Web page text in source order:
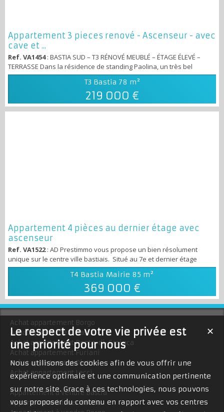
Appartement 3 pieces renové - Ascenseur - avec
cave et ...
Ref. VA1454: BASTIA SUD – T3 RÉNOVÉ MEUBLÉ – ÉTAGE ÉLEVÉ –
TERRASSE Dans la résidence de standing Paolina, un très bel
appartement T3 situé au 3ᵉ étage avec ascenseur, entièrement
rénové et vendu meublé avec du mobilier haut de gamme. Le salon
séjour lumineux s’ouvre sur une grande terrasse couverte exposée
ouest, tandis que la cuisine aménagée et équipée donne sur une
loggia fermée avec machine à l...
T3 Bastia 78 m²
219 000 €
Appartement 4 pièces au dernier étage avec
ascenseur
Ref. VA1522: AD Prestimmo vous propose un bien résolument
unique sur le centre ville bastiais. Situé au 7e et dernier étage
d’une copropriété avec ascenseur, cet appartement T4 a fait l’objet
d’une rénovation, du sol au plafond, avec des prestations
contemporaines et de beaux volumes. Dès l’entrée, vous
découvrirez un hall avec rangements intégrés menant vers une
magnifique pièce de vie de 40...
T4 Bastia Mairie 85 m²
369 000 €
Achat appartement Borgo
Achat appartement Bastia
Achat appartement Penta-di-Casinca
Achat appartement Furiani
Achat appartement Oletta
Achat appartement Lecci
Appartement à vendre Bastia
Appartement à louer Bastia
✕
Le respect de votre vie privée est
une priorité pour nous
Nous utilisons des cookies afin de vous offrir une
expérience optimale et une communication pertinente
sur notre site. Grace à ces technologies, nous pouvons
vous proposer du contenu en rapport avec vos centres